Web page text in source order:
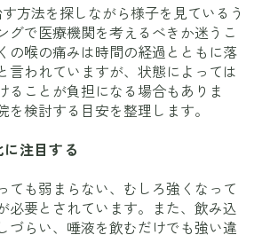
方法を探しながら様子を見ているう
グで医療機関を考えるべきか迷うこ
の喉の痛みは時間の経過とともに落
言われていますが、状態によっては
ることが負担になる場合もありま
を検討する目安を整理します。
注目する
ても弱まらない、むしろ強くなって
必要とされています。また、飲み込
づらい、唾液を飲むだけでも強い違